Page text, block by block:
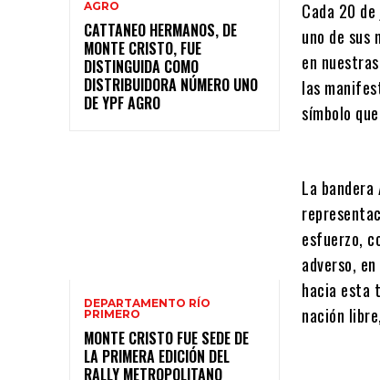
AGRO
CATTANEO HERMANOS, DE
MONTE CRISTO, FUE
DISTINGUIDA COMO
DISTRIBUIDORA NÚMERO UNO
DE YPF AGRO
DEPARTAMENTO RÍO
PRIMERO
MONTE CRISTO FUE SEDE DE
LA PRIMERA EDICIÓN DEL
RALLY METROPOLITANO
Cada 20
uno de sus
en
las
símbolo
La
esfuerzo,
adverso,
hacia esta
nación